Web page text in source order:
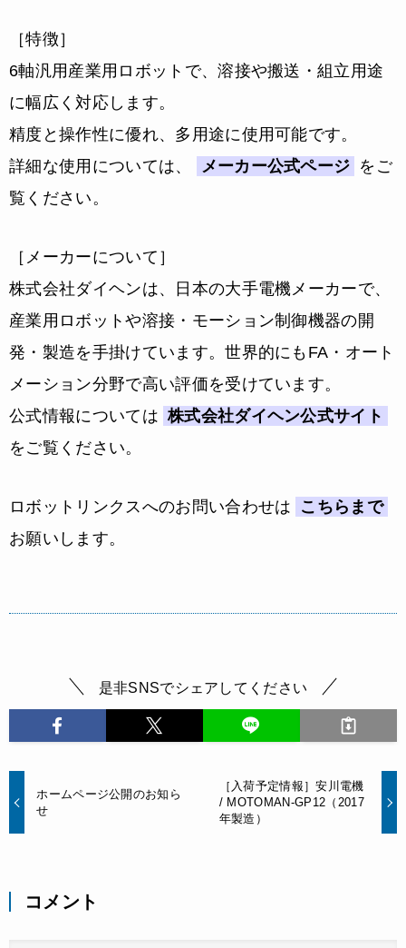
［特徴］
6軸汎用産業用ロボットで、溶接や搬送・組立用途
に幅広く対応します。
精度と操作性に優れ、多用途に使用可能です。
詳細な使用については、
メーカー公式ページ をご
覧ください。
［メーカーについて］
株式会社ダイヘンは、日本の大手電機メーカーで、
産業用ロボットや溶接・モーション制御機器の開
発・製造を手掛けています。世界的にもFA・オート
メーション分野で高い評価を受けています。
公式情報については 株式会社ダイヘン公式サイト
をご覧ください。
ロボットリンクスへのお問い合わせは
こちらまで
お願いします。
是非SNSでシェアしてください
ホームページ公開のお知ら
せ
［入荷予定情報］安川電機
/ MOTOMAN‑GP12（2017
年製造）
コメント